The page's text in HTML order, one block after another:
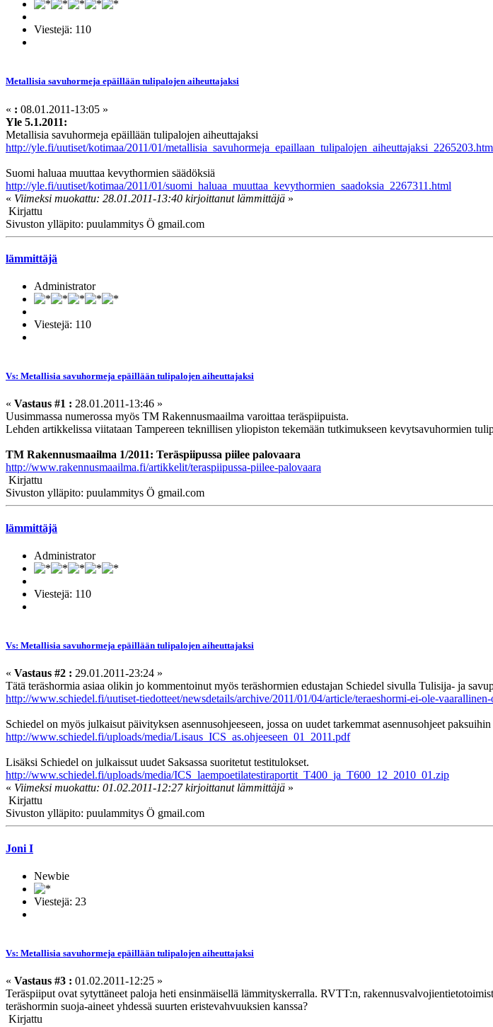
Viestejä: 110
Metallisia savuhormeja epäillään tulipalojen aiheuttajaksi
« : 08.01.2011-13:05 »
Yle 5.1.2011:
Metallisia savuhormeja epäillään tulipalojen aiheuttajaksi
http://yle.fi/uutiset/kotimaa/2011/01/
Suomi haluaa muuttaa kevythormien säädöksiä
http://yle.fi/uutiset/kotimaa/2011/01/suomi_haluaa_muuttaa_kevythormien_saadoksia_2267311.html
« Viimeksi muokattu: 28.01.2011-13:40 kirjoittanut lämmittäjä »
Kirjattu
Sivuston ylläpito: puulammitys Ö gmail.com
lämmittäjä
Administrator
Viestejä: 110
Vs: Metallisia savuhormeja epäillään tulipalojen aiheuttajaksi
« Vastaus #1 : 28.01.2011-13:46 »
Uusimmassa numerossa myös TM Rakennusmaailma varoittaa teräspiipuista.
Lehden artikkelissa viitataan Tampereen teknillisen yliopiston tekemään tutkimukseen kevytsavuhormien
TM Rakennusmaailma 1/2011: Teräspiipussa piilee palovaara
http://www.rakennusmaailma.fi/artikkelit/teraspiipussa-piilee-palovaara
Kirjattu
Sivuston ylläpito: puulammitys Ö gmail.com
lämmittäjä
Administrator
Viestejä: 110
Vs: Metallisia savuhormeja epäillään tulipalojen aiheuttajaksi
« Vastaus #2 : 29.01.2011-23:24 »
Tätä teräshormia asiaa olikin jo kommentoinut myös teräshormien edustajan Schiedel sivulla Tulisija- ja
http://www.schiedel.fi/uutiset-tiedotteet/newsdetails/archive/2011/01/04/article/teraeshormi-ei-ole-
Schiedel on myös julkaisut päivityksen asennusohjeeseen, jossa on uudet tarkemmat asennusohjeet
http://www.schiedel.fi/uploads/media/Lisaus_ICS_as.ohjeeseen_01_2011.pdf
Lisäksi Schiedel on julkaissut uudet Saksassa suoritetut testitulokset.
http://www.schiedel.fi/uploads/media/ICS_laempoetilatestiraportit_T400_ja_T600_12_2010_01.zip
« Viimeksi muokattu: 01.02.2011-12:27 kirjoittanut lämmittäjä »
Kirjattu
Sivuston ylläpito: puulammitys Ö gmail.com
Joni I
Newbie
Viestejä: 23
Vs: Metallisia savuhormeja epäillään tulipalojen aiheuttajaksi
« Vastaus #3 : 01.02.2011-12:25 »
Teräspiiput ovat sytyttäneet paloja heti ensinmäisellä lämmityskerralla. RVTT:n,
teräshormin suoja-aineet yhdessä suurten eristevahvuuksien kanssa?
Kirjattu